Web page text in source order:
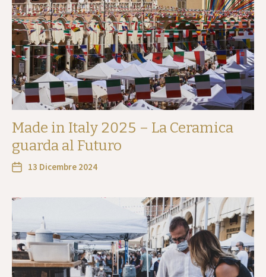
Made in Italy 2025 – La Ceramica
guarda al Futuro
13 Dicembre 2024